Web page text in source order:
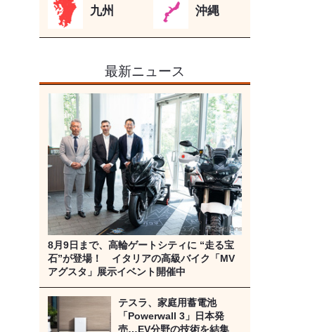
九州 沖縄
最新ニュース
8月9日まで、高輪ゲートシティに “走る宝
石”が登場！ イタリアの高級バイク「MV
アグスタ」展示イベント開催中
テスラ、家庭用蓄電池
「Powerwall 3」日本発
売…EV分野の技術を結集